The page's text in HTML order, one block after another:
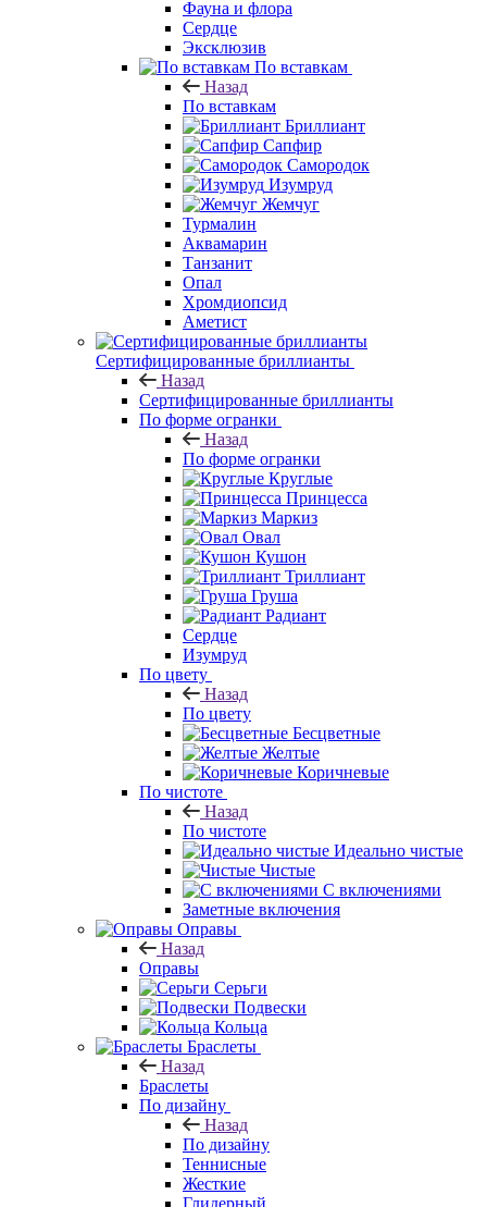
Фауна и флора
Сердце
Эксклюзив
По вставкам
Назад
По вставкам
Бриллиант
Сапфир
Самородок
Изумруд
Жемчуг
Турмалин
Аквамарин
Танзанит
Опал
Хромдиопсид
Аметист
Сертифицированные бриллианты
Назад
Сертифицированные бриллианты
По форме огранки
Назад
По форме огранки
Круглые
Принцесса
Маркиз
Овал
Кушон
Триллиант
Груша
Радиант
Сердце
Изумруд
По цвету
Назад
По цвету
Бесцветные
Желтые
Коричневые
По чистоте
Назад
По чистоте
Идеально чистые
Чистые
С включениями
Заметные включения
Оправы
Назад
Оправы
Серьги
Подвески
Кольца
Браслеты
Назад
Браслеты
По дизайну
Назад
По дизайну
Теннисные
Жесткие
Глидерный